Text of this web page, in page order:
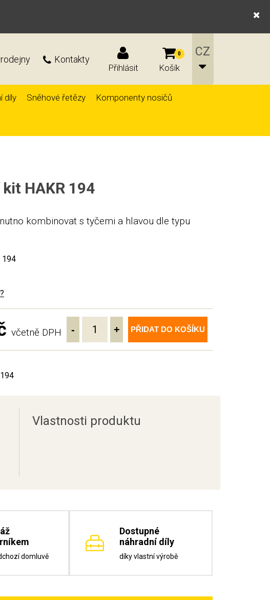
Kontakty
Přihlásit
0
Košík
díly Sněhové řetězy Komponenty nosičů
HAKR 194
kombinovat s tyčemi a hlavou dle typu
194
včetně DPH - + PŘIDAT DO KOŠÍKU
Vlastnosti produktu
domluvě
Dostupné
náhradní díly
díky vlastní výrobě